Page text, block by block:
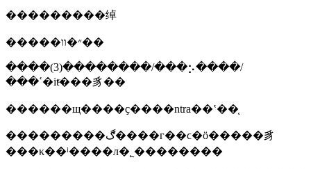
���������绰
�����״�װ��
����(3)��������/���⡢����/
���ߵ�itͨ���豸��
������щ����ҫ����ntra��ʽ��֤
���������ڰ����г��ϲ�ӧ�����豸
���κ��ˡ����л�˾��������